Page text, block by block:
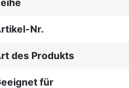
Nr.
des Produkts
für